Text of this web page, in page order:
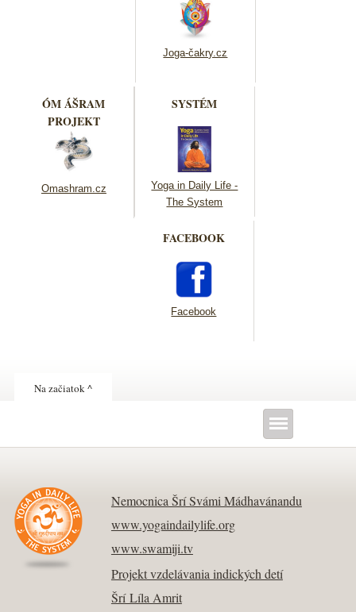
Joga-čakry.cz
ÓM ÁŠRAM
PROJEKT
Omashram.cz
SYSTÉM
Yoga in Daily Life -
The System
FACEBOOK
Facebook
Na začiatok ^
Nemocnica Šrí Svámi Mádhavánandu
www.yogaindailylife.org
www.swamiji.tv
Projekt vzdelávania indických detí
Šrí Líla Amrit